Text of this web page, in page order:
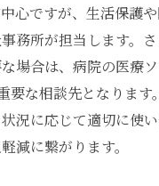
心ですが、生活保護
務所が担当します。
場合は、病院の医療
要な相談先となります
況に応じて適切に使い
減に繋がります。